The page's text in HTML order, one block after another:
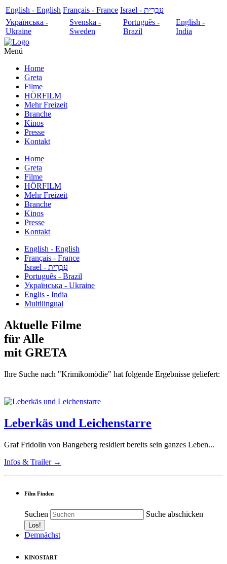
English - English Français - France
עִבְרִית - Israel
Українська -
Ukraine
Svenska -
Sweden
Português -
Brazil
English -
India
Menü
Home
Greta
Filme
HÖRFILM
Mehr Freizeit
Branche
Kinos
Presse
Kontakt
Home
Greta
Filme
HÖRFILM
Mehr Freizeit
Branche
Kinos
Presse
Kontakt
English - English
Français - France
עִבְרִית - Israel
Português - Brazil
Українська - Ukraine
Englis - India
Multilingual
Aktuelle Filme
für Alle
mit GRETA
Ihre Suche nach "Krimikomödie" hat folgende Ergebnisse geliefert:
Leberkäs und Leichenstarre
Graf Fridolin von Bangeberg residiert bereits sein ganzes Leben...
Infos & Trailer →
Film Finden
Suchen Suche abschicken
Demnächst
KINOSTART